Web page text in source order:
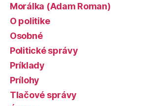
Morálka (Adam Roman)
O politike
Osobné
Politické správy
Príklady
Prílohy
Tlačové správy